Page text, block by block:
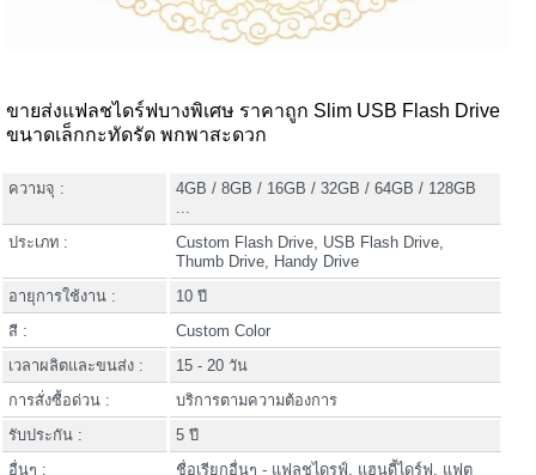
ขายส่งแฟลชไดร์ฟบางพิเศษ ราคาถูก Slim USB Flash Drive
ขนาดเล็กกะทัดรัด พกพาสะดวก
ความจุ :
4GB / 8GB / 16GB / 32GB / 64GB / 128GB
...
ประเภท :
Custom Flash Drive, USB Flash Drive,
Thumb Drive, Handy Drive
อายุการใช้งาน :
10 ปี
สี :
Custom Color
เวลาผลิตและขนส่ง :
15 - 20 วัน
การสั่งซื้อด่วน :
บริการตามความต้องการ
รับประกัน :
5 ปี
อื่นๆ :
ชื่อเรียกอื่นๆ - แฟลชไดรฟ์, แฮนดี้ไดร์ฟ, แฟต